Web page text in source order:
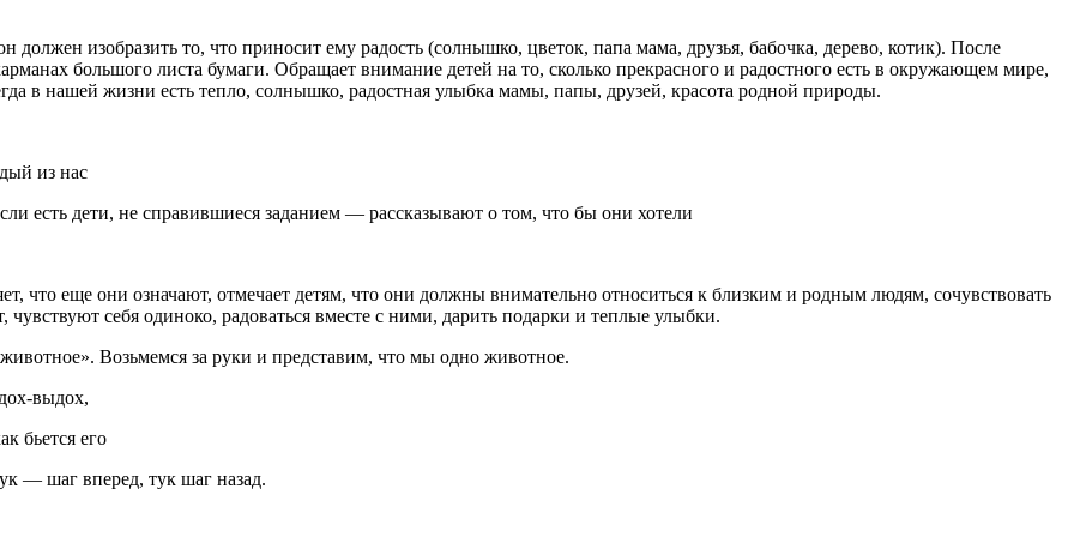
изобразить то, что приносит ему радость (солнышко, цветок, папа мама, друзья, бабочка, дерево, котик). После
большого листа бумаги. Обращает внимание детей на то, сколько прекрасного и радостного есть в окружающем мире,
в нашей жизни есть тепло, солнышко, радостная улыбка мамы, папы, друзей, красота родной природы.
из нас
есть дети, не справившиеся заданием — рассказывают о том, что бы они хотели
что еще они означают, отмечает детям, что они должны внимательно относиться к близким и родным людям, сочувствовать
себя одиноко, радоваться вместе с ними, дарить подарки и теплые улыбки.
Возьмемся за руки и представим, что мы одно животное.
выдох,
бьется его
— шаг вперед, тук шаг назад.